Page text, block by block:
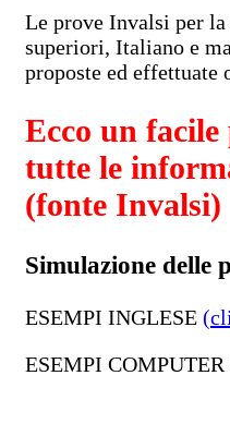
Le prove Invalsi per la
superiori, Italiano e
proposte ed effettuate
Ecco un
tutte le
(fonte Invalsi)
Simulazione delle
ESEMPI INGLESE
ESEMPI